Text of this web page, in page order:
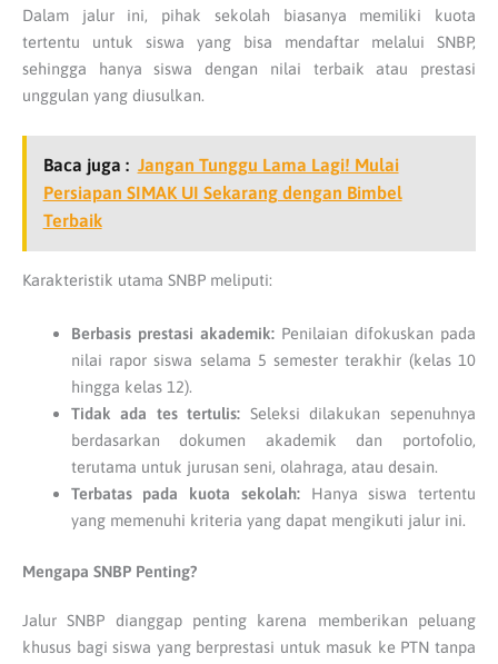
Dalam jalur ini, pihak sekolah biasanya memiliki kuota
tertentu untuk siswa yang bisa mendaftar melalui SNBP,
sehingga hanya siswa dengan nilai terbaik atau prestasi
unggulan yang diusulkan.
Baca juga : Jangan Tunggu Lama Lagi! Mulai
Persiapan SIMAK UI Sekarang dengan Bimbel
Terbaik
Karakteristik utama SNBP meliputi:
Berbasis prestasi akademik:Penilaian difokuskan pada
nilai rapor siswa selama 5 semester terakhir (kelas 10
hingga kelas 12).
Tidak ada tes tertulis: Seleksi dilakukan sepenuhnya
berdasarkan dokumen akademik dan portofolio,
terutama untuk jurusan seni, olahraga, atau desain.
Terbatas pada kuota sekolah:Hanya siswa tertentu
yang memenuhi kriteria yang dapat mengikuti jalur ini.
Mengapa SNBP Penting?
Jalur SNBP dianggap penting karena memberikan peluang
khusus bagi siswa yang berprestasi untuk masuk ke PTN tanpa